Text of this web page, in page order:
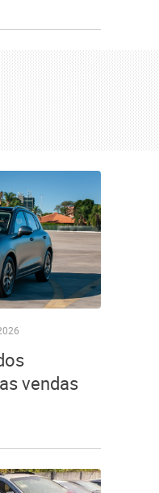
vendas